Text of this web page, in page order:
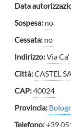
Data
Sospesa: no
Cessata: no
Indirizzo:Via
Città:CASTEL
CAP:40024
Provincia:
Telefono:+39